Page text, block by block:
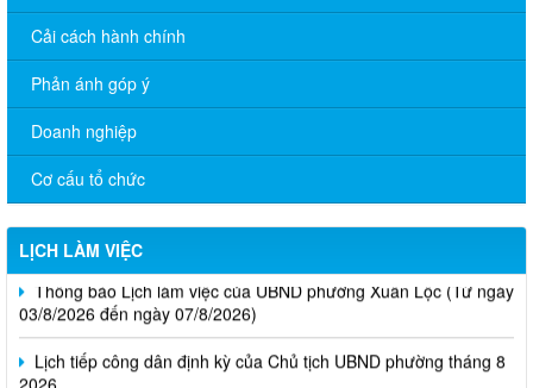
Cải cách hành chính
Phản ánh góp ý
Doanh nghiệp
Cơ cấu tổ chức
LỊCH LÀM VIỆC
Thông báo Lịch làm việc của UBND phường Xuân Lộc (Từ ngày
03/8/2026 đến ngày 07/8/2026)
Lịch tiếp công dân định kỳ của Chủ tịch UBND phường tháng 8
2026